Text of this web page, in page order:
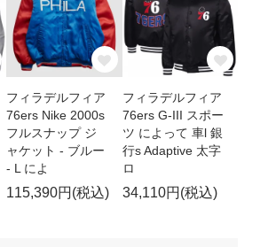
フィラデルフィア
76ers Nike 2000s
フルスナップ ジ
ャケット - ブルー
- L によ
115,390円(税込)
フィラデルフィア
76ers G-III スポー
ツ によって 車l 銀
行s Adaptive 太字
ロ
34,110円(税込)